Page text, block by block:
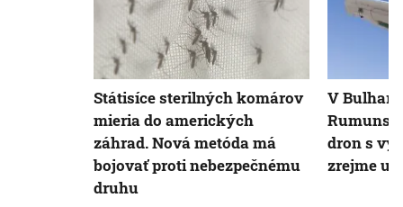
Státisíce sterilných komárov
mieria do amerických
záhrad. Nová metóda má
bojovať proti nebezpečnému
druhu
V
dron s
zrejme